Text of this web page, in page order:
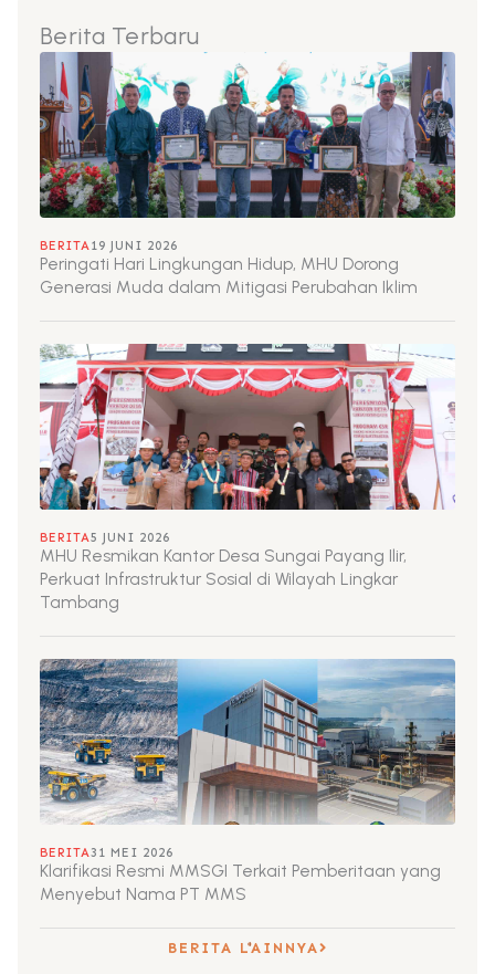
Berita Terbaru
BERITA19 JUNI 2026
Peringati Hari Lingkungan Hidup, MHU Dorong
Generasi Muda dalam Mitigasi Perubahan Iklim
BERITA5 JUNI 2026
MHU Resmikan Kantor Desa Sungai Payang Ilir,
Perkuat Infrastruktur Sosial di Wilayah Lingkar
Tambang
BERITA31 MEI 2026
Klarifikasi Resmi MMSGI Terkait Pemberitaan yang
Menyebut Nama PT MMS
BERITA LAINNYA